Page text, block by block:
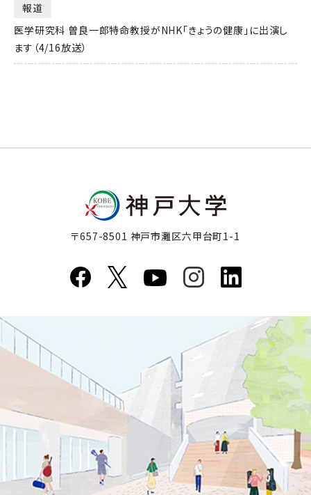
報道
医学研究科 曽良一郎特命教授がNHK「きょうの健康」に出演し
ます（4/16放送）
〒657-8501 神戸市灘区六甲台町1-1